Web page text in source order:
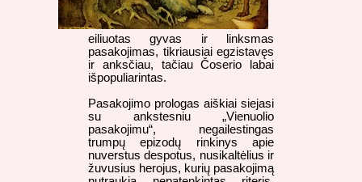
eiliuotas gyvas ir linksmas
pasakojimas, tikriausiai egzistavęs
ir anksčiau, tačiau Čoserio labai
išpopuliarintas.
Pasakojimo prologas aiškiai siejasi
su ankstesniu „Vienuolio
pasakojimu“, negailestingas
trumpų epizodų rinkinys apie
nuverstus despotus, nusikaltėlius ir
žuvusius herojus, kurių pasakojimą